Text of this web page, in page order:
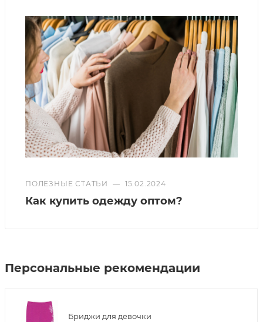
ПОЛЕЗНЫЕ СТАТЬИ — 15.02.2024
Как купить одежду оптом?
Персональные рекомендации
Бриджи для девочки